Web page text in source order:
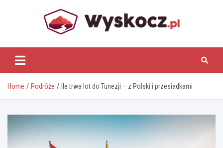
www.wyskocz.pl
Home Podróże Ile trwa lot do Tunezji – z Polski i przesiadkami